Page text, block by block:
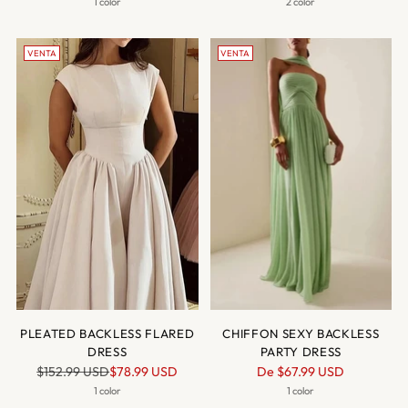
VENTA
PLEATED BACKLESS FLARED
DRESS
Precio
normal
$152.99 USD$78.99 USD
1 color
VENTA
CHIFFON SEXY BACKLESS
PARTY DRESS
Precio
normal
De $67.99 USD
1 color